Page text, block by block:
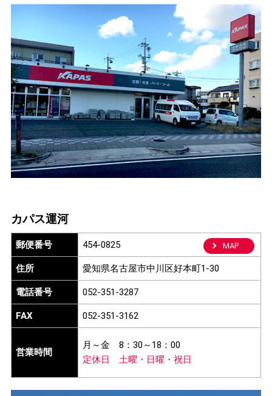
カパス運河
郵便番号 454-0825 MAP
住所 愛知県名古屋市中川区好本町1-30
電話番号 052-351-3287
FAX 052-351-3162
営業時間
月～金
8：30～18：00
定休日
土曜・日曜・祝日